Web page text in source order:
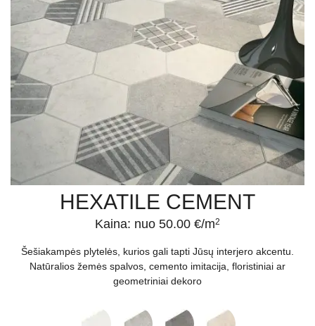
HEXATILE CEMENT
Kaina: nuo 50.00 €/m2
Šešiakampės plytelės, kurios gali tapti Jūsų interjero akcentu.
Natūralios žemės spalvos, cemento imitacija, floristiniai ar
geometriniai dekoro